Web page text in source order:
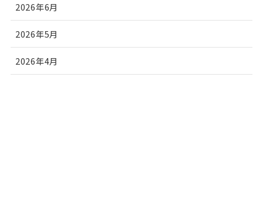
2026年6月
2026年5月
2026年4月